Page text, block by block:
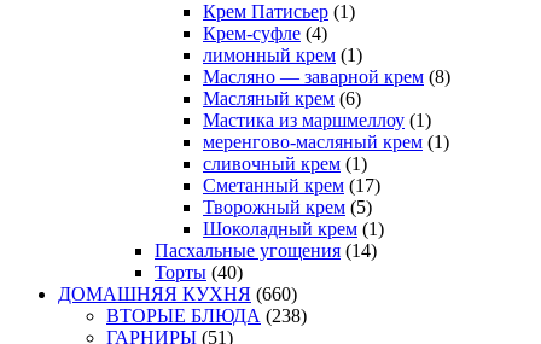
Крем Патисьер (1)
Крем-суфле (4)
лимонный крем (1)
Масляно — заварной крем (8)
Масляный крем (6)
Мастика из маршмеллоу (1)
меренгово-масляный крем (1)
сливочный крем (1)
Сметанный крем (17)
Творожный крем (5)
Шоколадный крем (1)
Пасхальные угощения (14)
Торты (40)
ДОМАШНЯЯ КУХНЯ (660)
ВТОРЫЕ БЛЮДА (238)
ГАРНИРЫ (51)